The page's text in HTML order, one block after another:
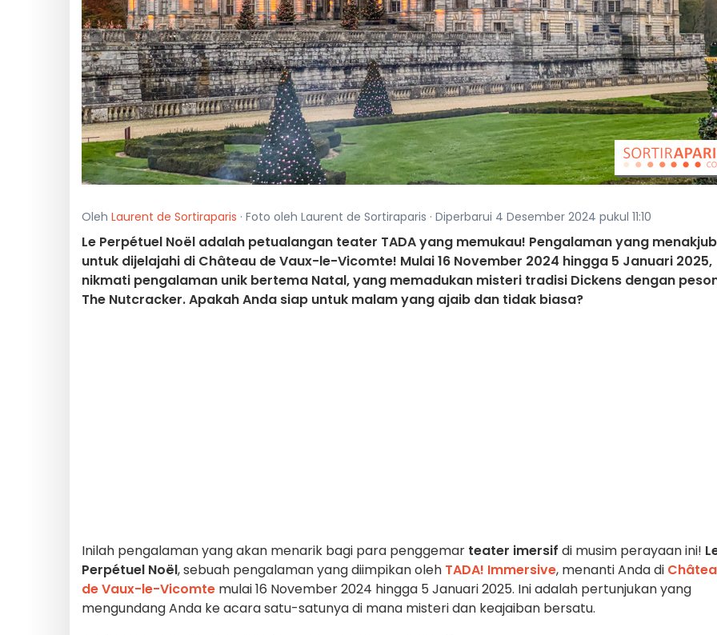
Oleh Laurent de Sortiraparis · Foto oleh Laurent de Sortiraparis · Diperbarui 4 Desember 2024 pukul 11:10
Le Perpétuel Noël adalah petualangan teater TADA yang memukau! Pengalaman yang
untuk dijelajahi di Château de Vaux-le-Vicomte! Mulai 16 November 2024 hingga 5 Januari 2025,
nikmati pengalaman unik bertema Natal, yang memadukan misteri tradisi Dickens dengan
The Nutcracker. Apakah Anda siap untuk malam yang ajaib dan tidak biasa?
Inilah pengalaman yang akan menarik bagi para penggemar teater imersif di musim perayaan ini!
Perpétuel Noël, sebuah pengalaman yang diimpikan oleh TADA! Immersive, menanti Anda di
de Vaux-le-Vicomte mulai 16 November 2024 hingga 5 Januari 2025. Ini adalah pertunjukan yang
mengundang Anda ke acara satu-satunya di mana misteri dan keajaiban bersatu.